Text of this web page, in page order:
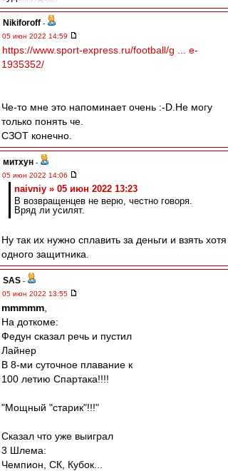
Nikiforoff -
05 июн 2022 14:59
https://www.sport-express.ru/football/g ... e-
1935352/
Че-то мне это напоминает очень :-D.Не могу
только понять че.
СЗОТ конечно.
митхун -
05 июн 2022 14:06
naivniy » 05 июн 2022 13:23
В возвращенцев не верю, честно говоря.
Вряд ли усилят.
Ну так их нужно сплавить за деньги и взять хотя
одного защитника.
SAS -
05 июн 2022 13:55
mmmmm
На доткоме:
Федун сказал речь и пустил
Лайнер
В 8-ми суточное плавание к
100 летию Спартака!!!!
"Мощный "старик"!!!"
Сказал что уже выиграл
3 Шлема:
Чемпион, СК, Кубок...